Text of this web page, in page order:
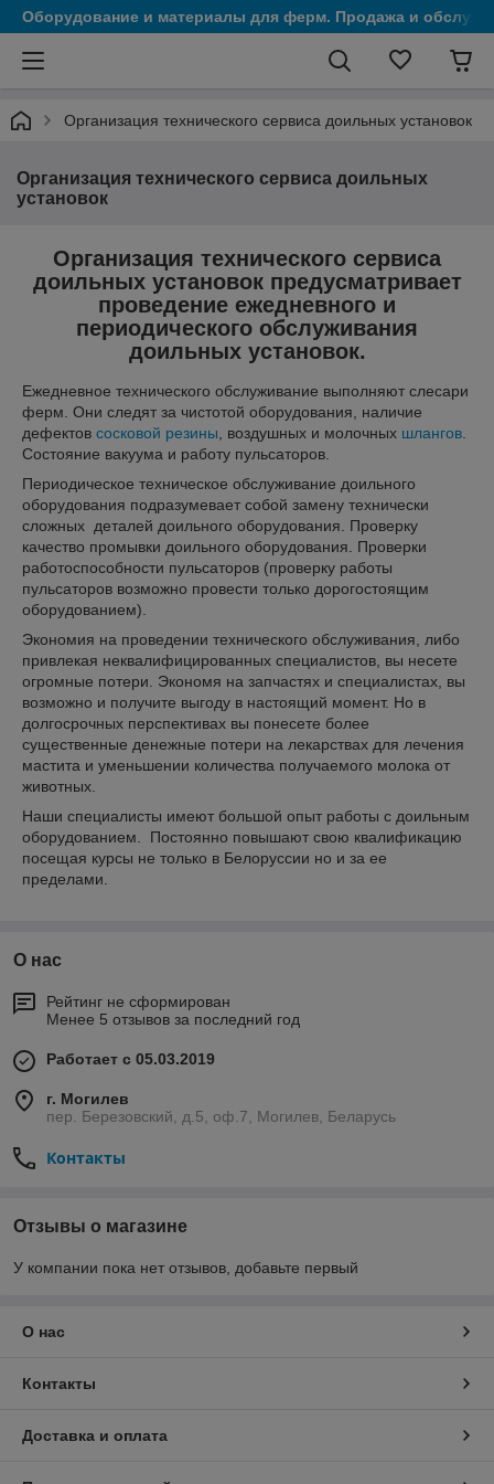
Оборудование и материалы для ферм. Продажа и
Организация технического сервиса доильных установок
Организация технического сервиса доильных
установок
Организация технического сервиса
доильных установок предусматривает
проведение ежедневного и
периодического обслуживания
доильных установок.
Ежедневное технического обслуживание выполняют слесари
ферм. Они следят за чистотой оборудования, наличие
дефектов сосковой резины , воздушных и молочных шлангов
Состояние вакуума и работу пульсаторов.
Периодическое техническое обслуживание доильного
оборудования подразумевает собой замену технически
сложных деталей доильного оборудования. Проверку
качество промывки доильного оборудования. Проверки
работоспособности пульсаторов (проверку работы
пульсаторов возможно провести только дорогостоящим
оборудованием).
Экономия на проведении технического обслуживания, либо
привлекая неквалифицированных специалистов, вы несете
огромные потери. Экономя на запчастях и специалистах, вы
возможно и получите выгоду в настоящий момент. Но в
долгосрочных перспективах вы понесете более
существенные денежные потери на лекарствах для лечения
мастита и уменьшении количества получаемого молока от
животных.
Наши специалисты имеют большой опыт работы с доильным
оборудованием. Постоянно повышают свою квалификацию
посещая курсы не только в Белоруссии но и за ее
пределами.
О нас
Рейтинг не сформирован
Менее 5 отзывов за последний год
Работает с 05.03.2019
г. Могилев
пер. Березовский, д.5, оф.7, Могилев, Беларусь
Контакты
Отзывы о магазине
У компании пока нет отзывов, добавьте первый
О нас
Контакты
Доставка и оплата